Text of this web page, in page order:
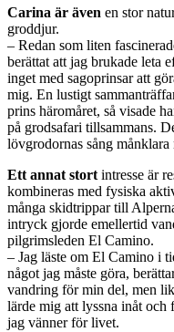
Carina är även en stor
groddjur.
– Redan som liten
berättat att jag brukade leta
inget med sagoprinsar att
mig. En lustigt
prins häromåret, så visade
på grodsafari tillsammans.
lövgrodornas sång månklara
Ett annat stort intresse är
kombineras med fysiska
många skidtrippar till
intryck gjorde emellertid
pilgrimsleden El Camino.
– Jag läste om El Camino i
något jag måste göra,
vandring för min del, men
lärde mig att lyssna inåt
jag vänner för livet.